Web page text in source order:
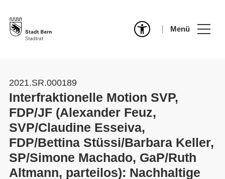
Menü
2021.SR.000189
Interfraktionelle Motion SVP,
FDP/JF (Alexander Feuz,
SVP/Claudine Esseiva,
FDP/Bettina Stüssi/Barbara Keller,
SP/Simone Machado, GaP/Ruth
Altmann, parteilos): Nachhaltige